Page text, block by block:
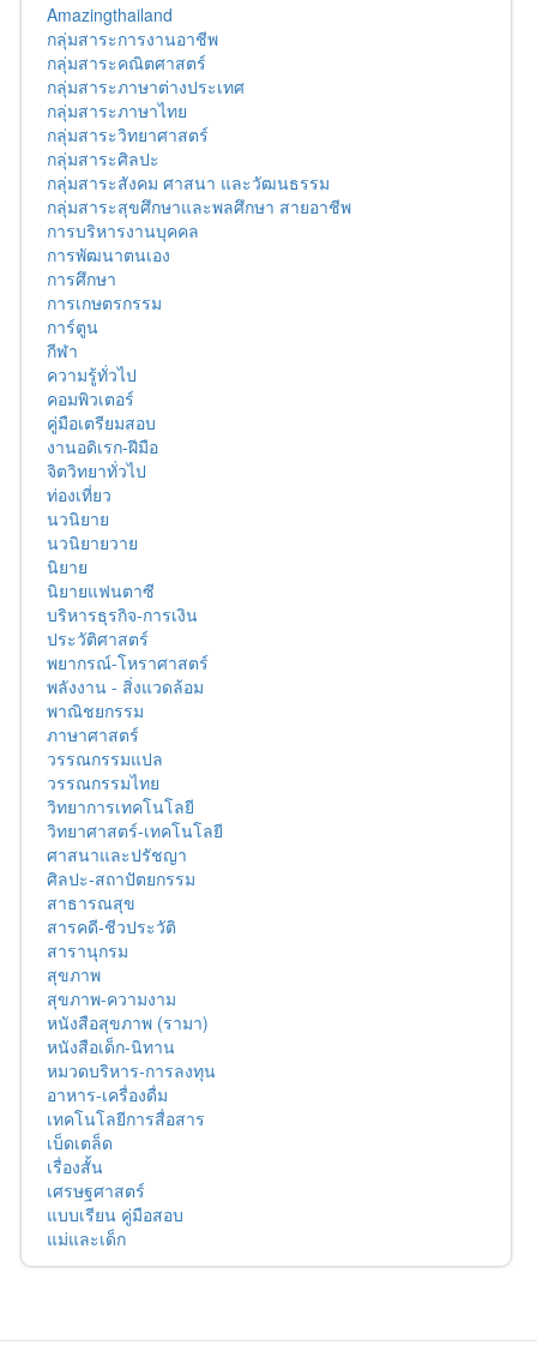
Amazingthailand
กลุ่มสาระการงานอาชีพ
กลุ่มสาระคณิตศาสตร์
กลุ่มสาระภาษาต่างประเทศ
กลุ่มสาระภาษาไทย
กลุ่มสาระวิทยาศาสตร์
กลุ่มสาระศิลปะ
กลุ่มสาระสังคม ศาสนา และวัฒนธรรม
กลุ่มสาระสุขศึกษาและพลศึกษา สายอาชีพ
การบริหารงานบุคคล
การพัฒนาตนเอง
การศึกษา
การเกษตรกรรม
การ์ตูน
กีฬา
ความรู้ทั่วไป
คอมพิวเตอร์
คู่มือเตรียมสอบ
งานอดิเรก-ฝีมือ
จิตวิทยาทั่วไป
ท่องเที่ยว
นวนิยาย
นวนิยายวาย
นิยาย
นิยายแฟนตาซี
บริหารธุรกิจ-การเงิน
ประวัติศาสตร์
พยากรณ์-โหราศาสตร์
พลังงาน - สิ่งแวดล้อม
พาณิชยกรรม
ภาษาศาสตร์
วรรณกรรมแปล
วรรณกรรมไทย
วิทยาการเทคโนโลยี
วิทยาศาสตร์-เทคโนโลยี
ศาสนาและปรัชญา
ศิลปะ-สถาปัตยกรรม
สาธารณสุข
สารคดี-ชีวประวัติ
สารานุกรม
สุขภาพ
สุขภาพ-ความงาม
หนังสือสุขภาพ (รามา)
หนังสือเด็ก-นิทาน
หมวดบริหาร-การลงทุน
อาหาร-เครื่องดื่ม
เทคโนโลยีการสื่อสาร
เบ็ดเตล็ด
เรื่องสั้น
เศรษฐศาสตร์
แบบเรียน คู่มือสอบ
แม่และเด็ก